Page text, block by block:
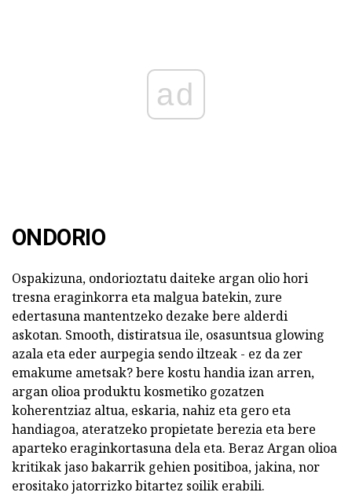
ad
ONDORIO
Ospakizuna, ondorioztatu daiteke argan olio hori
tresna eraginkorra eta malgua batekin, zure
edertasuna mantentzeko dezake bere alderdi
askotan. Smooth, distiratsua ile, osasuntsua glowing
azala eta eder aurpegia sendo iltzeak - ez da zer
emakume ametsak? bere kostu handia izan arren,
argan olioa produktu kosmetiko gozatzen
koherentziaz altua, eskaria, nahiz eta gero eta
handiagoa, ateratzeko propietate berezia eta bere
aparteko eraginkortasuna dela eta. Beraz Argan olioa
kritikak jaso bakarrik gehien positiboa, jakina, nor
erositako jatorrizko bitartez soilik erabili.